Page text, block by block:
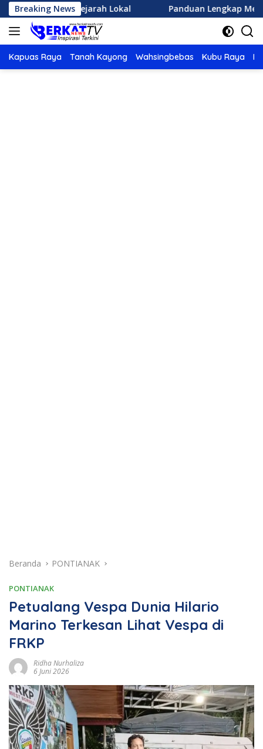
Langsung
ke
konten
Breaking News
Sejarah Lokal Panduan Lengkap Memulai
Kapuas Raya Tanah Kayong Wahsingbebas Kubu Raya
Beranda PONTIANAK
PONTIANAK
Petualang Vespa Dunia Hilario
Marino Terkesan Lihat Vespa di
FRKP
Ridha Nurhaliza
6 Juni 2026